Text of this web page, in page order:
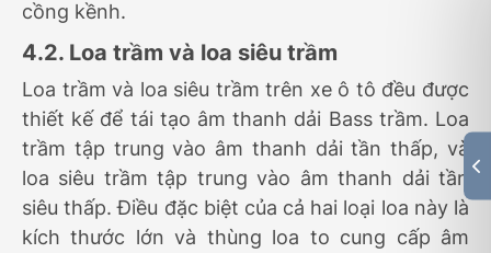
cồng kềnh.
4.2. Loa trầm và loa siêu trầm
Loa trầm và loa siêu trầm trên xe ô tô đều được
thiết kế để tái tạo âm thanh dải Bass trầm. Loa
trầm tập trung vào âm thanh dải tần thấp, và
loa siêu trầm tập trung vào âm thanh dải tần
siêu thấp. Điều đặc biệt của cả hai loại loa này là
kích thước lớn và thùng loa to cung cấp âm